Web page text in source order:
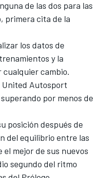
de las dos para las
primera cita de la
los datos de
y la
cambio.
United Autosport
por menos de
posición después de
del equilibrio entre las
el mejor de sus nuevos
segundo del ritmo